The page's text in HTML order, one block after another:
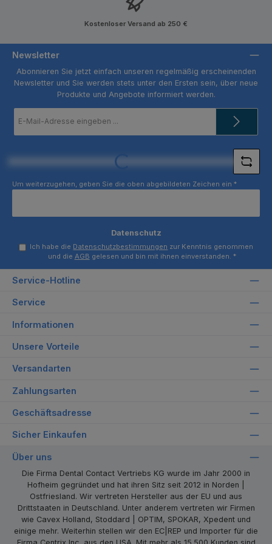
Kostenloser Versand ab 250 €
Newsletter
Abonnieren Sie jetzt einfach unseren regelmäßig erscheinenden
Newsletter und Sie werden stets unter den Ersten sein, über neue
Produkte und Angebote informiert werden.
Mail-
Loading...
Um weiterzugehen, geben Sie die oben abgebildeten Zeichen ein *
Datenschutz
Ich habe die Datenschutzbestimmungen zur Kenntnis genommen
und die AGB gelesen und bin mit ihnen einverstanden. *
Service-Hotline
Service
Informationen
Unsere Vorteile
Versandarten
Zahlungsarten
Geschäftsadresse
Sicher Einkaufen
Über uns
Die Firma Dental Contact Vertriebs KG wurde im Jahr 2000 in
Hofheim gegründet und hat ihren Sitz seit 2012 in Norden |
Ostfriesland. Wir vertreten Hersteller aus der EU und aus
Drittstaaten in Deutschland. Unter anderem vertreten wir Firmen
wie Cavex Holland, Stoddard | OPTIM, SPOKAR, Xpedent und
einige mehr. Weiterhin stellen wir den EC|REP und Importer für die